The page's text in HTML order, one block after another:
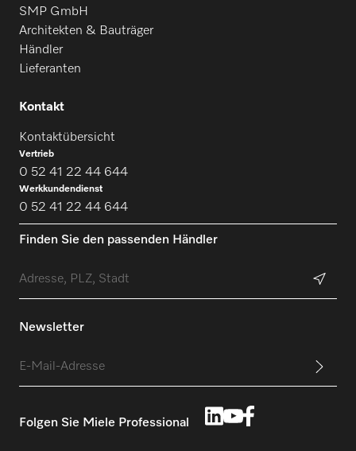
SMP GmbH
Architekten & Bauträger
Händler
Lieferanten
Kontakt
Kontaktübersicht
Vertrieb
0 52 41 22 44 644
Werkkundendienst
0 52 41 22 44 644
Finden Sie den passenden Händler
Newsletter
Folgen Sie Miele Professional